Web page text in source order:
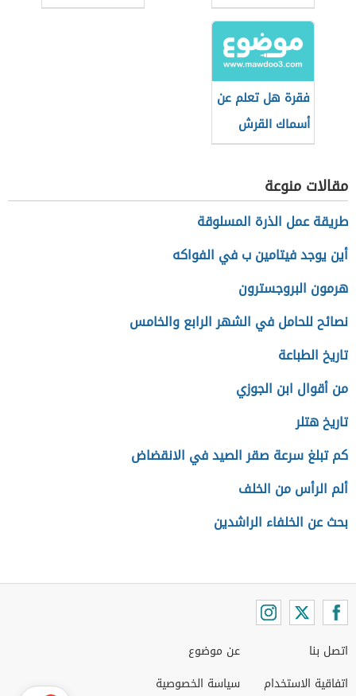
فقرة هل تعلم عن
أسماك القرش
مقالات منوعة
طريقة عمل الذرة المسلوقة
أين يوجد فيتامين ب في الفواكه
هرمون البروجسترون
نصائح للحامل في الشهر الرابع والخامس
تاريخ الطباعة
من أقوال ابن الجوزي
تاريخ هتلر
كم تبلغ سرعة صقر الصيد في الانقضاض
ألم الرأس من الخلف
بحث عن الخلفاء الراشدين
اتصل بنا
اتفاقية الاستخدام
عن موضوع
سياسة الخصوصية